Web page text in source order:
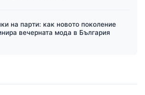
на парти: как новото поколение
вечерната мода в България